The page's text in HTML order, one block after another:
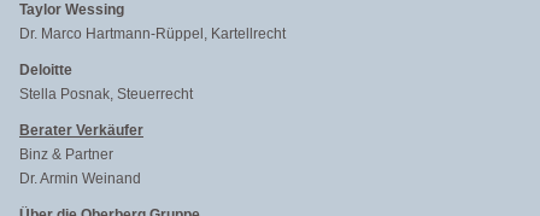
Taylor Wessing
Dr. Marco Hartmann-Rüppel, Kartellrecht
Deloitte
Stella Posnak, Steuerrecht
Berater Verkäufer
Binz & Partner
Dr. Armin Weinand